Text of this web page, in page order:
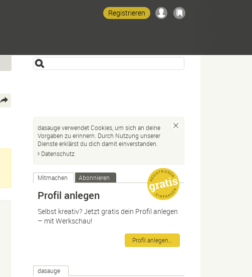
Registrieren
dasauge verwendet Cookies, um sich an deine
Vorgaben zu erinnern. Durch Nutzung unserer
Dienste erklärst du dich damit einverstanden.
Datenschutz
Mitmachen Abonnieren
Profil anlegen
Selbst kreativ? Jetzt gratis dein Profil anlegen
– mit Werkschau!
Profil anlegen…
dasauge